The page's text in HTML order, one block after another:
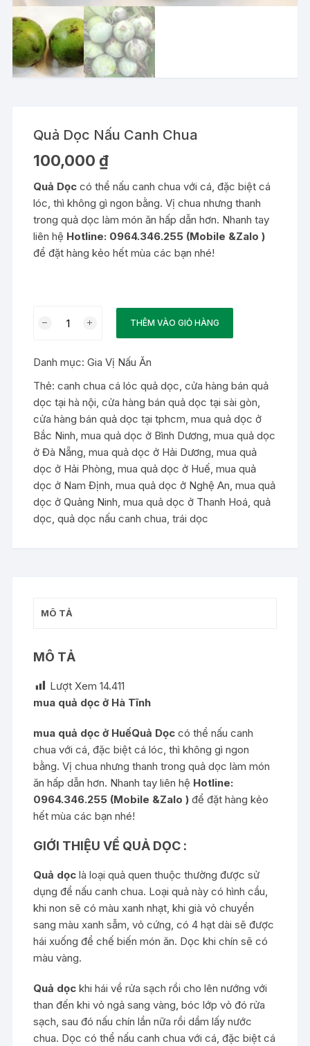
Quả Dọc Nấu Canh Chua
100,000 ₫
Quả Dọc có thể nấu canh chua với cá, đặc biệt cá
lóc, thì không gì ngon bằng. Vị chua nhưng thanh
trong quả dọc làm món ăn hấp dẫn hơn. Nhanh tay
liên hệ Hotline: 0964.346.255 (Mobile &Zalo )
để đặt hàng kẻo hết mùa các bạn nhé!
Canh
Chua
số
lượng
THÊM VÀO GIỎ HÀNG
Danh mục:Gia Vị Nấu Ăn
Thẻ:canh chua cá lóc quả dọc,cửa hàng bán quả
dọc tại hà nội,cửa hàng bán quả dọc tại sài gòn,
cửa hàng bán quả dọc tại tphcm,mua quả dọc ở
Bắc Ninh,mua quả dọc ở Bình Dương,mua quả dọc
ở Đà Nẵng,mua quả dọc ở Hải Dương,mua quả
dọc ở Hải Phòng,mua quả dọc ở Huế,mua quả
dọc ở Nam Định,mua quả dọc ở Nghệ An,mua quả
dọc ở Quảng Ninh,mua quả dọc ở Thanh Hoá,quả
dọc,quả dọc nấu canh chua,trái dọc
MÔ TẢ
MÔ TẢ
Lượt Xem 14.411
mua quả dọc ở Hà Tĩnh
mua quả dọc ở HuếQuả Dọc có thể nấu canh
chua với cá, đặc biệt cá lóc, thì không gì ngon
bằng. Vị chua nhưng thanh trong quả dọc làm món
ăn hấp dẫn hơn. Nhanh tay liên hệ Hotline:
0964.346.255 (Mobile &Zalo )để đặt hàng kẻo
hết mùa các bạn nhé!
GIỚI THIỆU VỀ QUẢ DỌC :
Quả dọc là loại quả quen thuộc thường được sử
dụng để nấu canh chua. Loại quả này có hình cầu,
khi non sẽ có màu xanh nhạt, khi già vỏ chuyển
sang màu xanh sẫm, vỏ cứng, có 4 hạt dài sẽ được
hái xuống để chế biến món ăn. Dọc khi chín sẽ có
màu vàng.
Quả dọc khi hái về rửa sạch rồi cho lên nướng với
than đến khi vỏ ngả sang vàng, bóc lớp vỏ đó rửa
sạch, sau đó nấu chín lần nữa rồi dầm lấy nước
chua. Dọc có thể nấu canh chua với cá, đặc biệt cá